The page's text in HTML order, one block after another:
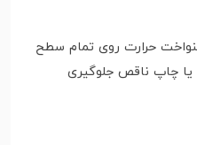
حرارت روی تمام سطح
چاپ ناقص جلوگیری